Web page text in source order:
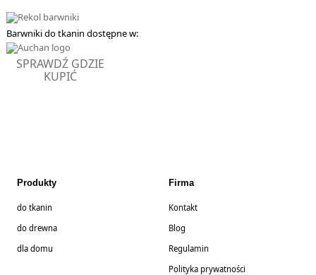
Barwniki do tkanin dostępne w:
SPRAWDŹ GDZIE
KUPIĆ
Produkty
do tkanin
do drewna
dla domu
Firma
Kontakt
Blog
Regulamin
Polityka prywatności